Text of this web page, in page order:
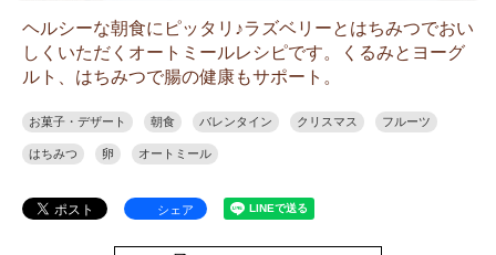
ヘルシーな朝食にピッタリ♪ラズベリーとはちみつでおい
しくいただくオートミールレシピです。くるみとヨーグ
ルト、はちみつで腸の健康もサポート。
お菓子・デザート 朝食 バレンタイン クリスマス フルーツ
はちみつ 卵 オートミール
シェア